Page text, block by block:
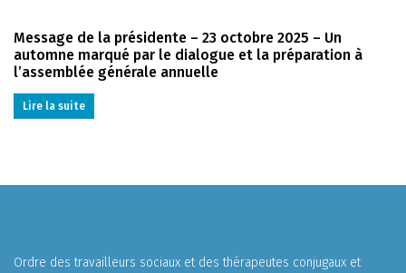
Message de la présidente – 23 octobre 2025 – Un
automne marqué par le dialogue et la préparation à
l’assemblée générale annuelle
Lire la suite
Ordre des travailleurs sociaux et des thérapeutes conjugaux et